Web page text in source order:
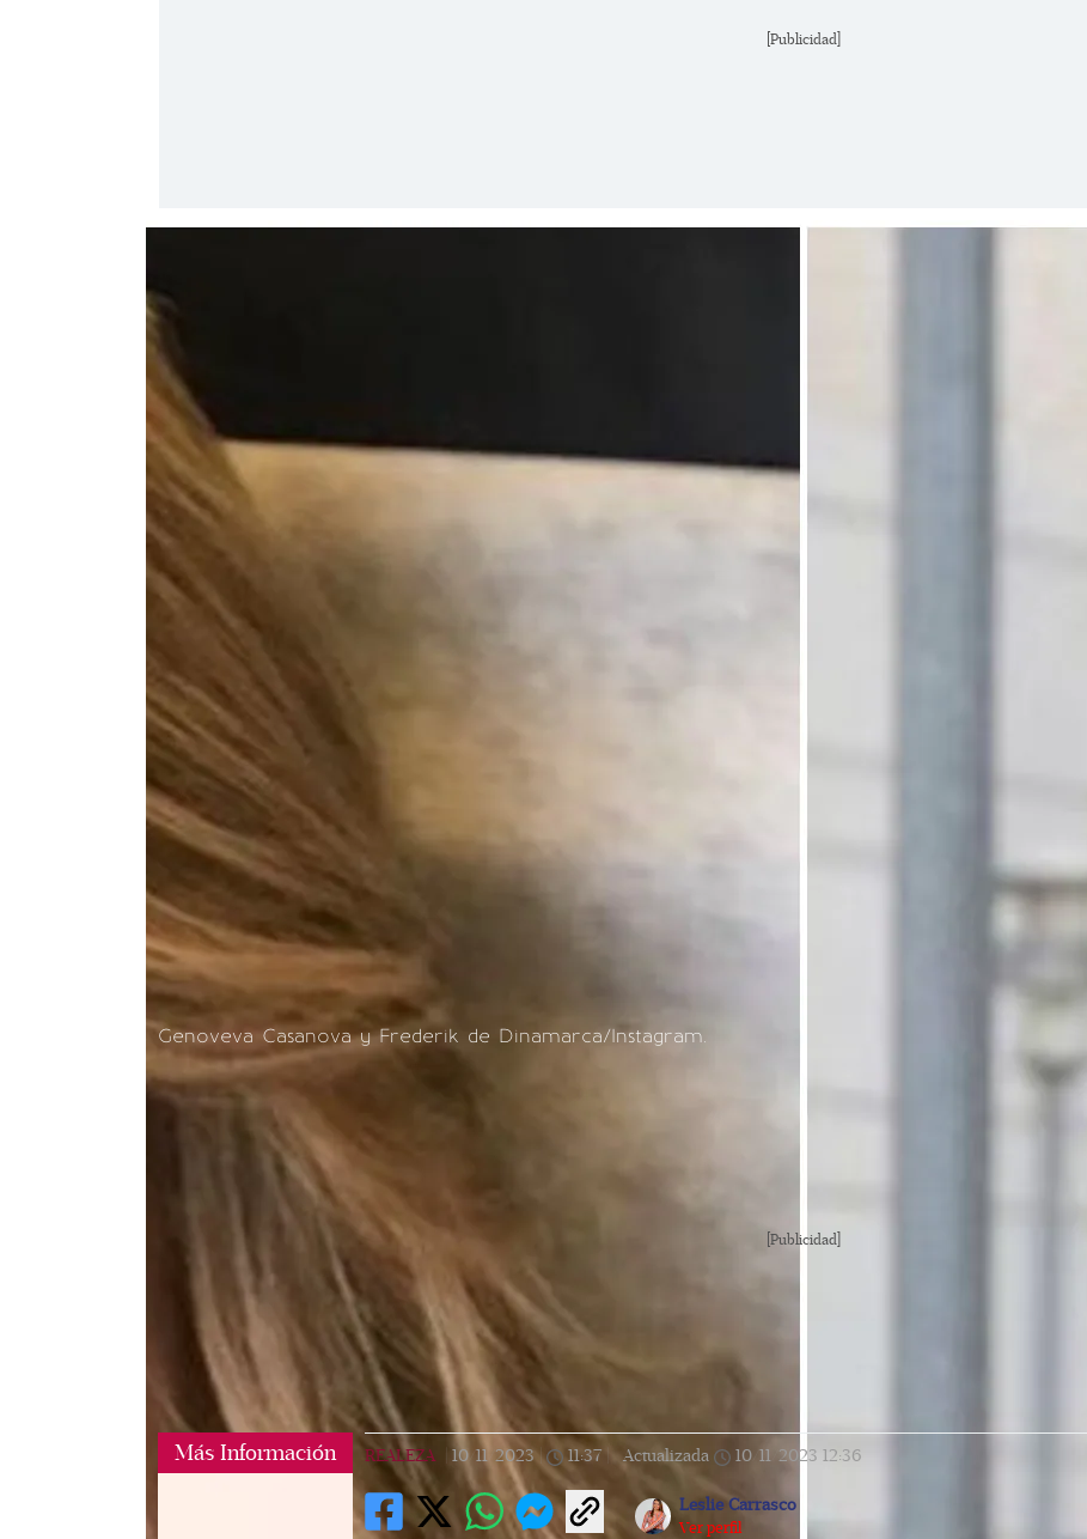
[Publicidad]
Genoveva Casanova y Frederik de Dinamarca/Instagram.
[Publicidad]
Más Información REALEZA 10/11/2023 | 11:37 Actualizada 10/11/2023 12:36
Leslie Carrasco
Ver perfil